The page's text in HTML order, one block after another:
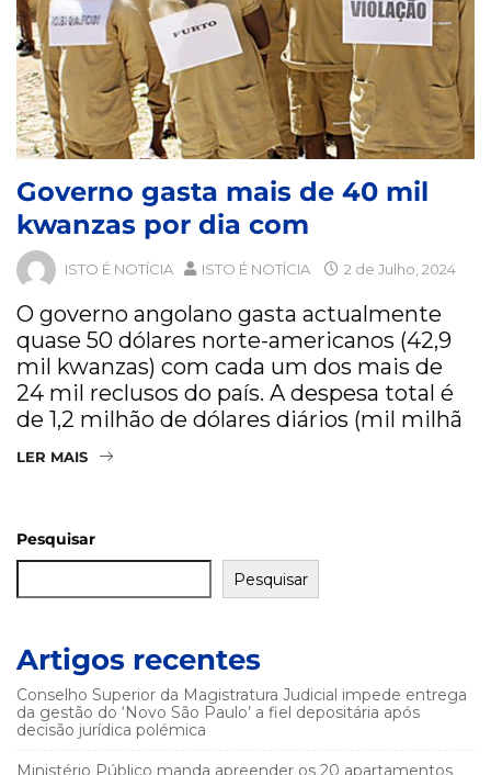
Governo gasta mais de 40 mil
kwanzas por dia com
ISTO É NOTÍCIA ISTO É NOTÍCIA 2 de Julho, 2024
O governo angolano gasta actualmente
quase 50 dólares norte-americanos (42,9
mil kwanzas) com cada um dos mais de
24 mil reclusos do país. A despesa total é
de 1,2 milhão de dólares diários (mil milhã
LER MAIS
Pesquisar
Pesquisar
Artigos recentes
Conselho Superior da Magistratura Judicial impede entrega
da gestão do ‘Novo São Paulo’ a fiel depositária após
decisão jurídica polémica
Ministério Público manda apreender os 20 apartamentos